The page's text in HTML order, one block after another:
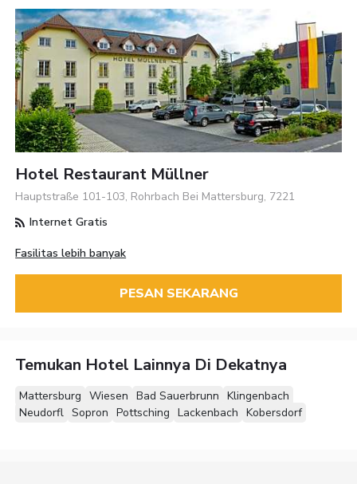
Hotel Restaurant Müllner
Hauptstraße 101-103, Rohrbach Bei Mattersburg, 7221
Internet Gratis
Fasilitas lebih banyak
PESAN SEKARANG
Temukan Hotel Lainnya Di Dekatnya
Mattersburg Wiesen Bad Sauerbrunn Klingenbach
Neudorfl Sopron Pottsching Lackenbach Kobersdorf